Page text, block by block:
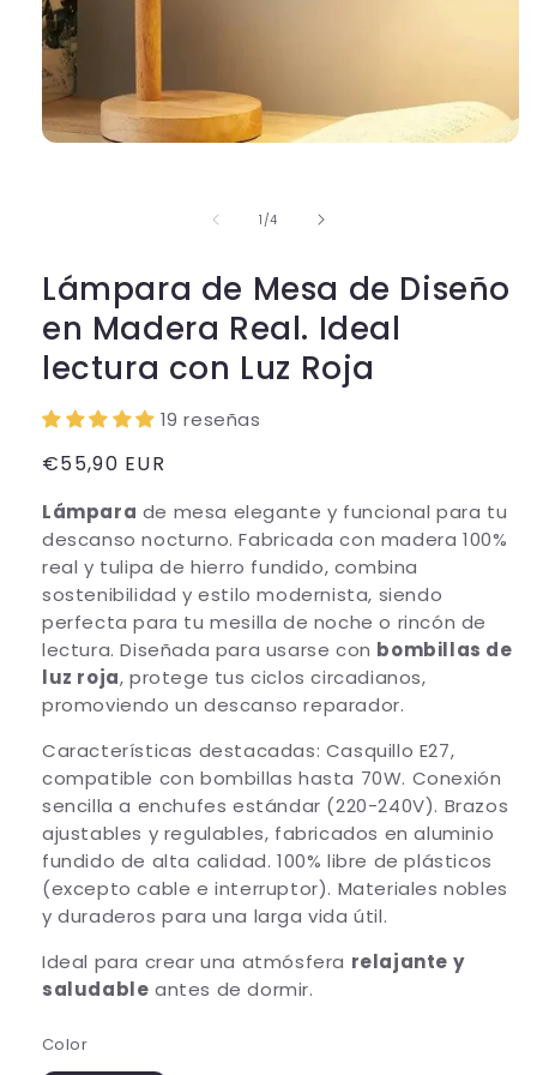
modal
1 /de
4
Lámpara de Mesa de Diseño
en Madera Real. Ideal
lectura con Luz Roja
19 reseñas
Precio
€55,90 EUR
Lámpara de mesa elegante y funcional para tu
descanso nocturno. Fabricada con madera 100%
real y tulipa de hierro fundido, combina
sostenibilidad y estilo modernista, siendo
perfecta para tu mesilla de noche o rincón de
lectura. Diseñada para usarse con bombillas de
luz roja, protege tus ciclos circadianos,
promoviendo un descanso reparador.
Características destacadas: Casquillo E27,
compatible con bombillas hasta 70W. Conexión
sencilla a enchufes estándar (220-240V). Brazos
ajustables y regulables, fabricados en aluminio
fundido de alta calidad. 100% libre de plásticos
(excepto cable e interruptor). Materiales nobles
y duraderos para una larga vida útil.
Ideal para crear una atmósfera relajante y
saludable antes de dormir.
Color